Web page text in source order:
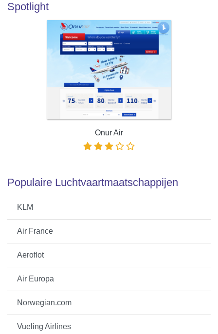
Spotlight
Onur Air
Populaire Luchtvaartmaatschappijen
KLM
Air France
Aeroflot
Air Europa
Norwegian.com
Vueling Airlines